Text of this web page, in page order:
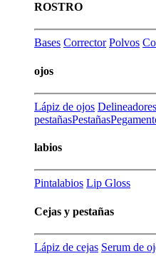
ROSTRO
Bases Corrector Polvos
ojos
Lápiz de ojos Delineadores
pestañasPestañas
labios
Pintalabios Lip Gloss
Cejas y pestañas
Lápiz de cejas Serum de